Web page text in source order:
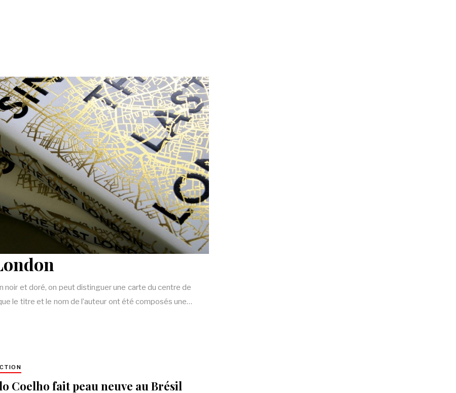
noir et doré, on peut distinguer une carte du centre de
le titre et le nom de l’auteur ont été composés une…
Coelho fait peau neuve au Brésil